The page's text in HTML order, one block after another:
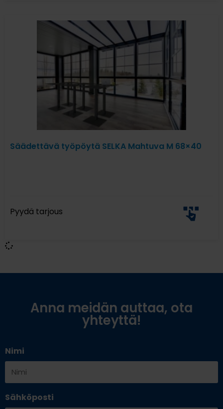
Säädettävä työpöytä SELKA Mahtuva M 68×40
Pyydä tarjous
Anna meidän auttaa, ota
yhteyttä!
Nimi
Sähköposti